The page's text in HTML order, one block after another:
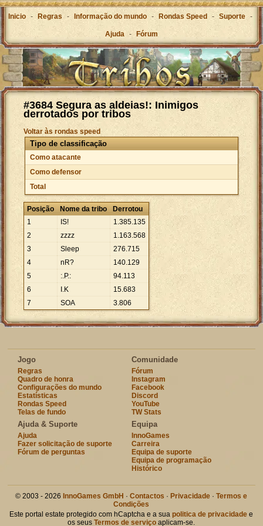
Inicio - Regras - Informação do mundo - Rondas Speed - Suporte -
Ajuda - Fórum
#3684 Segura as aldeias!: Inimigos
derrotados por tribos
Voltar às rondas speed
Tipo de classificação
Como atacante
Como defensor
Total
Posição Nome da tribo
Derrotou
1
IS! 1.385.135
2
zzzz 1.163.568
3
Sleep 276.715
4
nR? 140.129
5
:.P.: 94.113
6
I.K 15.683
7
SOA 3.806
Jogo
Regras
Quadro de honra
Configurações do mundo
Estatísticas
Rondas Speed
Telas de fundo
Comunidade
Fórum
Instagram
Facebook
Discord
YouTube
TW Stats
Ajuda & Suporte
Ajuda
Fazer solicitação de suporte
Fórum de perguntas
Equipa
InnoGames
Carreira
Equipa de suporte
Equipa de programação
Histórico
© 2003 - 2026 InnoGames GmbH ·Contactos · Privacidade ·Termos e
Condições
Este portal estate protegido com hCaptcha e a suapolitica de privacidade e
os seusTermos de serviço aplicam-se.